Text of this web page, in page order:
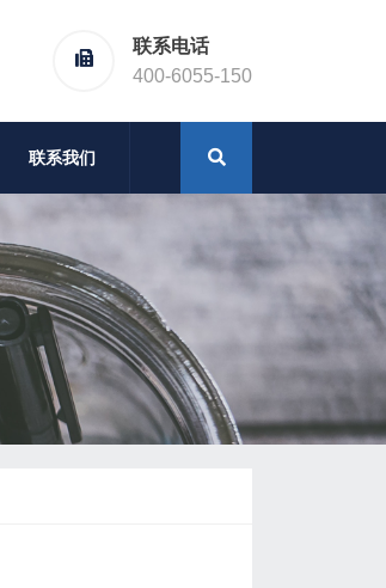
联系电话
400-6055-150
联系我们